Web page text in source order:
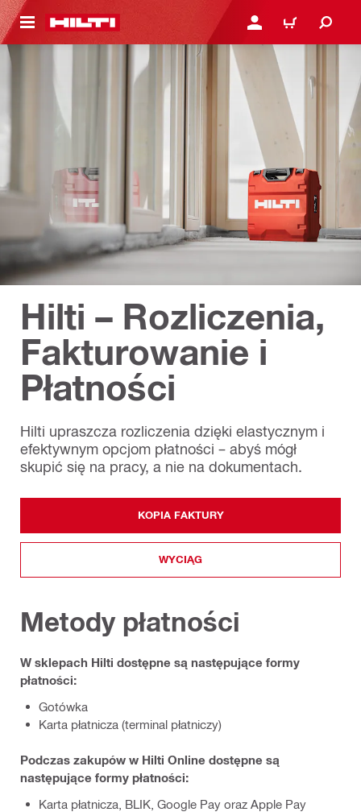
GŁÓWNEJ ZALOGUJ SIĘ LUB
KOSZYK
Hilti – Rozliczenia,
Fakturowanie i
Płatności
Hilti upraszcza rozliczenia dzięki elastycznym i
efektywnym opcjom płatności – abyś mógł
skupić się na pracy, a nie na dokumentach.
KOPIA FAKTURY
WYCIĄG
Metody płatności
W sklepach Hilti dostępne są następujące formy
płatności:
Gotówka
Karta płatnicza (terminal płatniczy)
Podczas zakupów w Hilti Online dostępne są
następujące formy płatności:
Karta płatnicza, BLIK, Google Pay oraz Apple Pay